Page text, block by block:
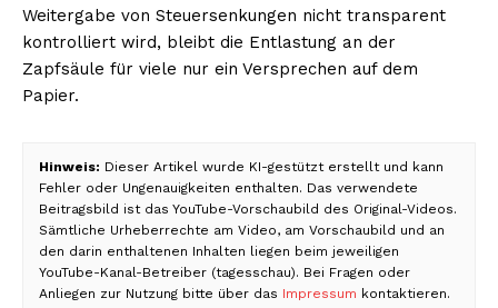
Weitergabe von Steuersenkungen nicht transparent
kontrolliert wird, bleibt die Entlastung an der
Zapfsäule für viele nur ein Versprechen auf dem
Papier.
Hinweis: Dieser Artikel wurde KI-gestützt erstellt und kann
Fehler oder Ungenauigkeiten enthalten. Das verwendete
Beitragsbild ist das YouTube-Vorschaubild des Original-Videos.
Sämtliche Urheberrechte am Video, am Vorschaubild und an
den darin enthaltenen Inhalten liegen beim jeweiligen
YouTube-Kanal-Betreiber (tagesschau). Bei Fragen oder
Anliegen zur Nutzung bitte über das Impressum kontaktieren.